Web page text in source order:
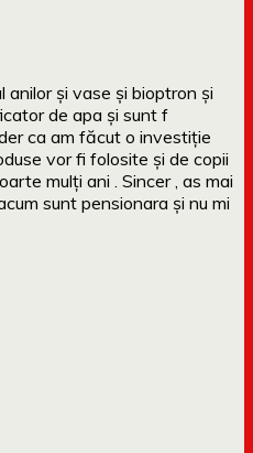
anilor și vase și bioptron și
de apa și sunt f
ca am făcut o investiție
vor fi folosite și de copii
mulți ani . Sincer , as mai
sunt pensionara și nu mi